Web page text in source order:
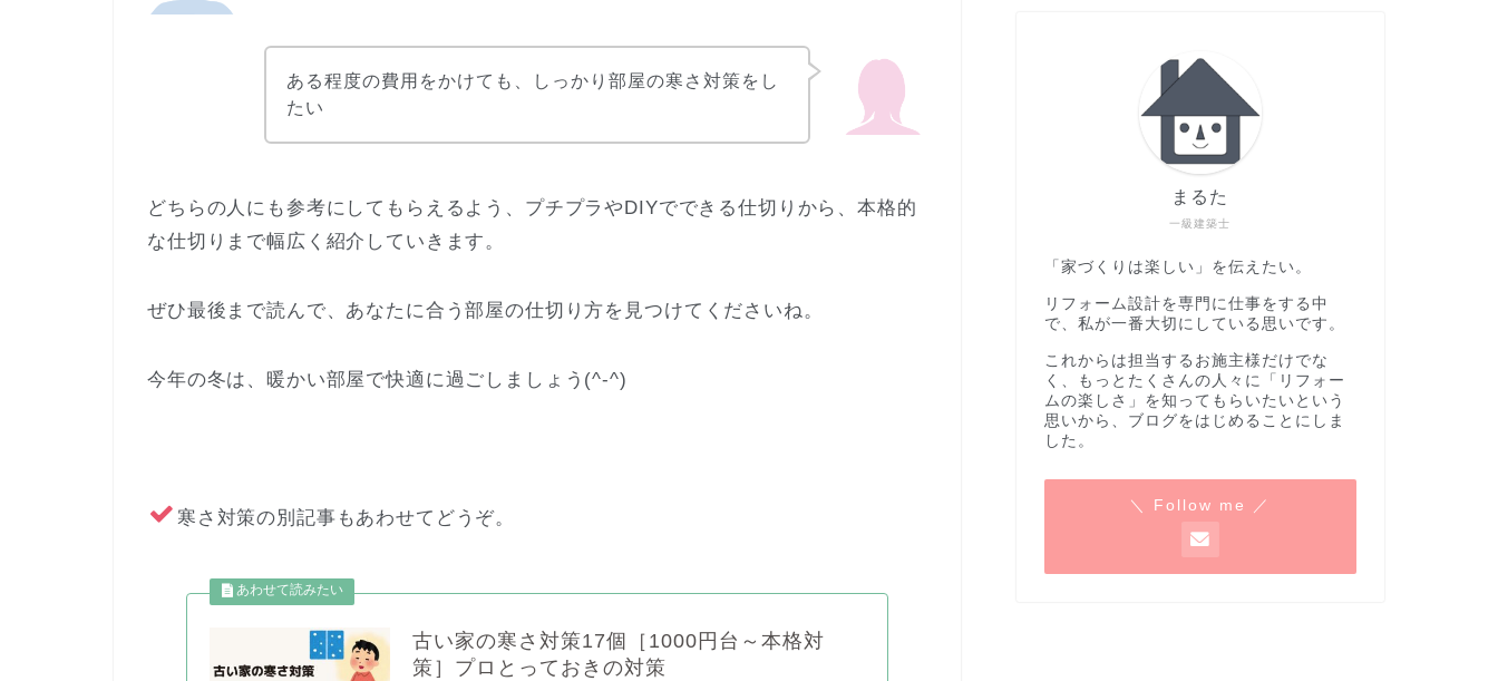
ある程度の費用をかけても、しっかり部屋の寒さ対策をし
たい
どちらの人にも参考にしてもらえるよう、プチプラやDIYでできる仕切りから、本格的
な仕切りまで幅広く紹介していきます。
ぜひ最後まで読んで、あなたに合う部屋の仕切り方を見つけてくださいね。
今年の冬は、暖かい部屋で快適に過ごしましょう(^-^)
寒さ対策の別記事もあわせてどうぞ。
古い家の寒さ対策17個［1000円台～本格対
策］プロとっておきの対策
一級建築士
まるた
「家づくりは楽しい」を伝えたい。
リフォーム設計を専門に仕事をする中
で、私が一番大切にしている思いです。
これからは担当するお施主様だけでな
く、もっとたくさんの人々に「リフォー
ムの楽しさ」を知ってもらいたいという
思いから、ブログをはじめることにしま
した。
＼ Follow me ／